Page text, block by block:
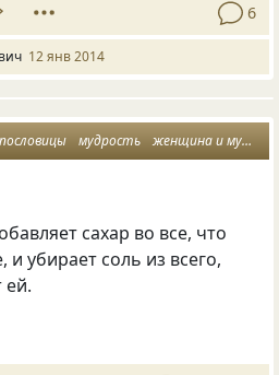
6
12 янв 2014
пословицы мудрость женщина и мужчина
сахар во все, что
убирает соль из всего,
ей.